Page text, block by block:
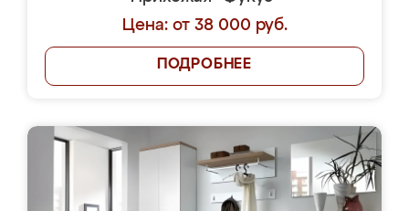
Цена: от 38 000 руб.
ПОДРОБНЕЕ